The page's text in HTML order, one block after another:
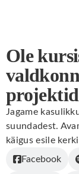
Ole
Jagame
suundadest.
käigus esile
Facebook